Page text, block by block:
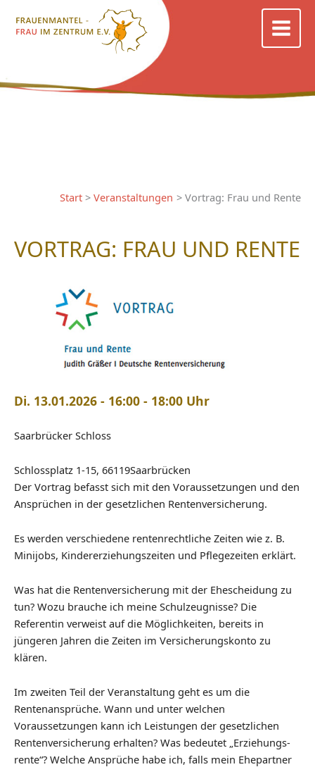
Inhalt
Start Veranstaltungen Vortrag: Frau und Rente
VORTRAG: FRAU UND RENTE
Di. 13.01.2026 - 16:00 - 18:00 Uhr
Saarbrücker Schloss
Schlossplatz 1-15, 66119Saarbrücken
Der Vortrag befasst sich mit den Voraussetzungen und den
Ansprüchen in der gesetzlichen Rentenversicherung.
Es werden verschiedene rentenrechtliche Zeiten wie z. B.
Minijobs, Kindererziehungszeiten und Pflegezeiten erklärt.
Was hat die Rentenversicherung mit der Ehescheidung zu
tun? Wozu brauche ich meine Schulzeugnisse? Die
Referentin verweist auf die Möglichkeiten, bereits in
jüngeren Jahren die Zeiten im Versicherungs­konto zu
klären.
Im zweiten Teil der Veranstaltung geht es um die
Rentenansprüche. Wann und unter welchen
Voraussetzungen kann ich Leistungen der gesetzlichen
Rentenversicherung erhalten? Was bedeutet „Erziehungs­
rente“? Welche Ansprüche habe ich, falls mein Ehepartner